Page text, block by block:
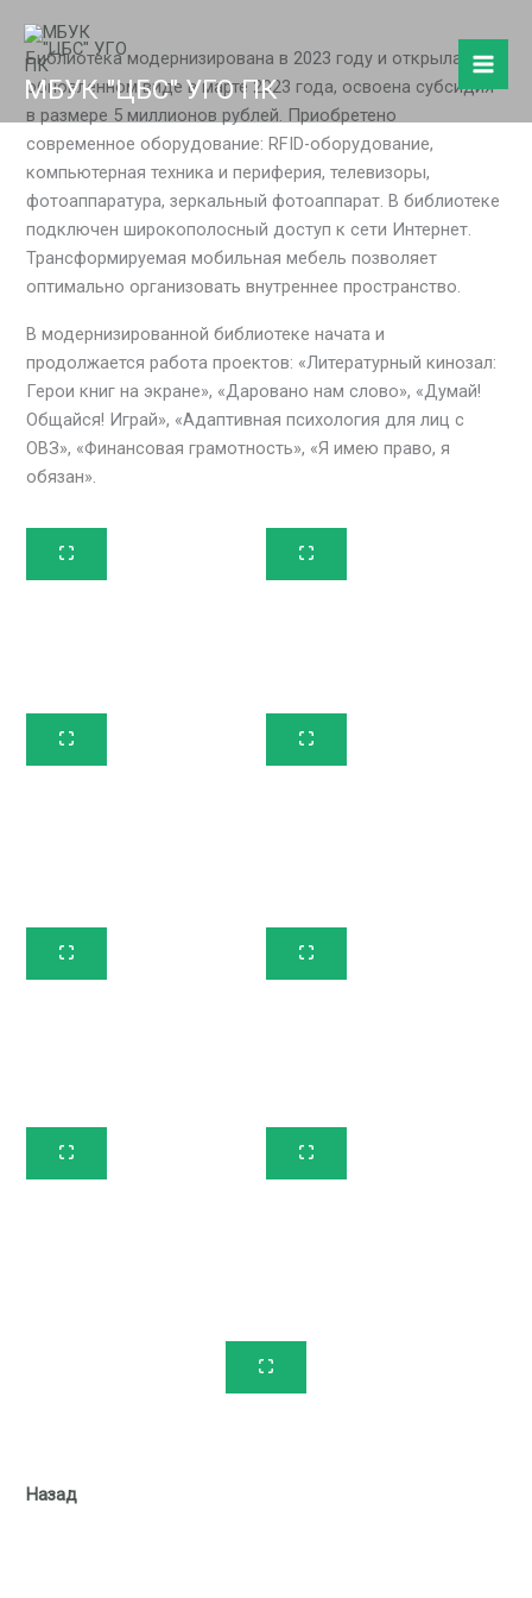
содержимому
МБУК "ЦБС" УГО ПК
Библиотека модернизирована в 2023 году и открылась в
обновленном виде в марте 2023 года, освоена субсидия
в размере 5 миллионов рублей. Приобретено
современное оборудование: RFID-оборудование,
компьютерная техника и периферия, телевизоры,
фотоаппаратура, зеркальный фотоаппарат. В библиотеке
подключен широкополосный доступ к сети Интернет.
Трансформируемая мобильная мебель позволяет
оптимально организовать внутреннее пространство.
В модернизированной библиотеке начата и
продолжается работа проектов: «Литературный кинозал:
Герои книг на экране», «Даровано нам слово», «Думай!
Общайся! Играй», «Адаптивная психология для лиц с
ОВЗ», «Финансовая грамотность», «Я имею право, я
обязан».
Назад